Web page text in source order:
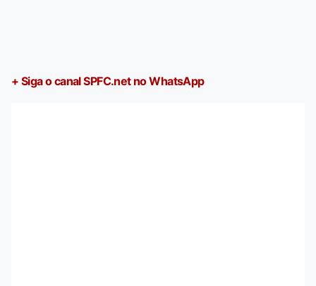
+ Siga o canal SPFC.net no WhatsApp